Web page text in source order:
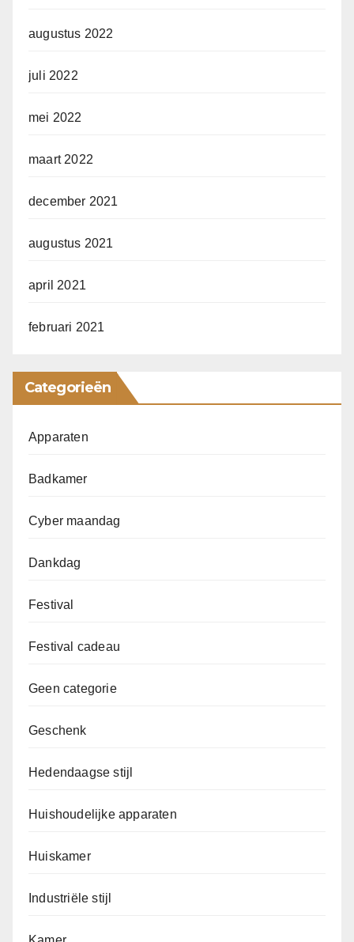
augustus 2022
juli 2022
mei 2022
maart 2022
december 2021
augustus 2021
april 2021
februari 2021
Categorieën
Apparaten
Badkamer
Cyber maandag
Dankdag
Festival
Festival cadeau
Geen categorie
Geschenk
Hedendaagse stijl
Huishoudelijke apparaten
Huiskamer
Industriële stijl